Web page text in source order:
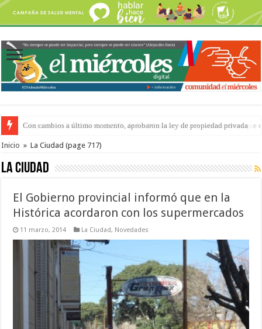
Adopción en Entre Ríos: el 35% de los 90 niños, niñas y adolescentes que
Inicio » La Ciudad (page 717)
La Ciudad
El Gobierno provincial informó que en la
Histórica acordaron con los supermercados
11 marzo, 2014 La Ciudad, Novedades